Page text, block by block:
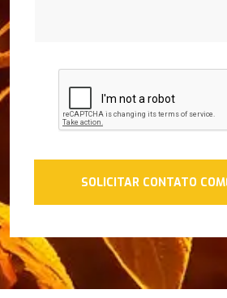
SOLICITAR CONTATO